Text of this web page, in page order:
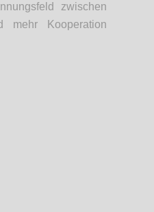
zwischen
mehr Kooperation